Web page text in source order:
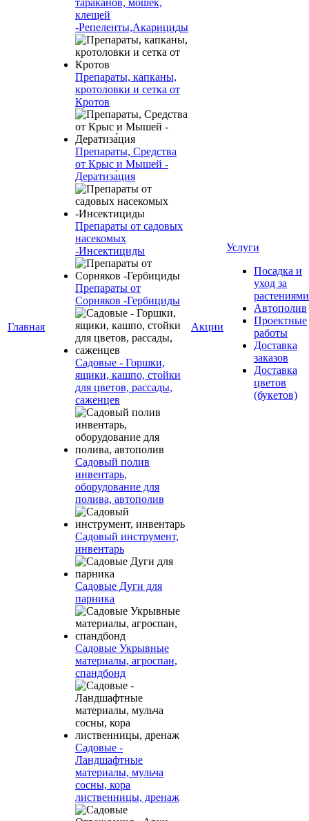
Главная
тараканов, мошек,
клещей
-Репеленты,Акарициды
Препараты, капканы,
кротоловки и сетка от
Кротов
Препараты, Средства
от Крыс и Мышей -
Дератиза́ция
Препараты от садовых
насекомых
-Инсектициды
Препараты от
Сорняков -Гербициды
Садовые - Горшки,
ящики, кашпо, стойки
для цветов, рассады,
саженцев
Садовый полив
инвентарь,
оборудование для
полива, автополив
Садовый инструмент,
инвентарь
Садовые Дуги для
парника
Садовые Укрывные
материалы, агроспан,
спандбонд
Садовые -
Ландшафтные
материалы, мульча
сосны, кора
лиственницы, дренаж
Акции
Услуги
Посадка и
уход за
растениями
Автополив
Проектные
работы
Доставка
заказов
Доставка
цветов
(букетов)